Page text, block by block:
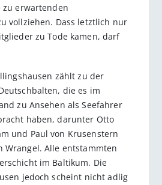
erwartenden
vollziehen. Dass letztlich nur
zu Tode kamen, darf
zählt zu der
die es im
zu Ansehen als Seefahrer
haben, darunter Otto
und Paul von Krusenstern
Wrangel. Alle entstammten
im Baltikum. Die
jedoch scheint nicht adlig